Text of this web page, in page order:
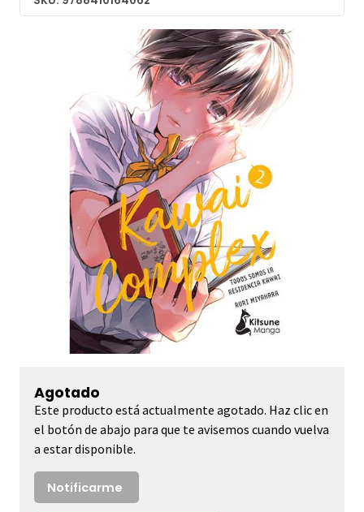
Agotado
Este producto está actualmente agotado. Haz clic en
el botón de abajo para que te avisemos cuando vuelva
a estar disponible.
Notificarme